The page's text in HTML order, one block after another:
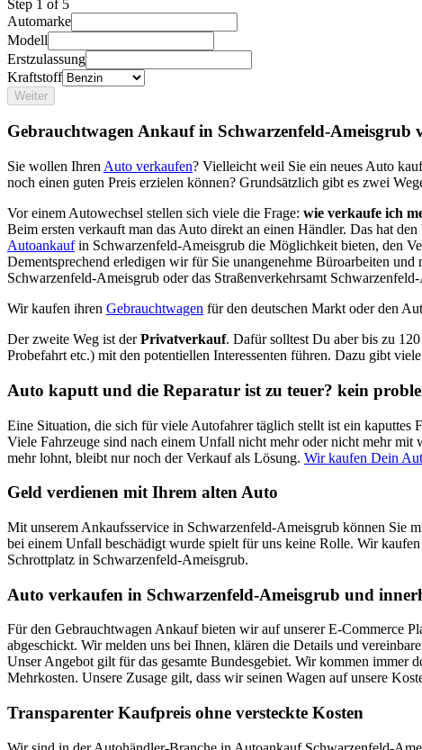
Step 1 of 5
Automarke
Modell
Erstzulassung
Kraftstoff
Weiter
Gebrauchtwagen Ankauf in Schwarzenfeld-Ameisgrub
Sie wollen Ihren Auto verkaufen? Vielleicht weil Sie ein neues Auto
noch einen guten Preis erzielen können? Grundsätzlich gibt es zwei
Vor einem Autowechsel stellen sich viele die Frage: wie verkaufe ich
Beim ersten verkauft man das Auto direkt an einen Händler. Das hat
Autoankaufin Schwarzenfeld-Ameisgrub die Möglichkeit bieten, den
Dementsprechend erledigen wir für Sie unangenehme Büroarbeiten und
Schwarzenfeld-Ameisgrub oder das Straßenverkehrsamt
Wir kaufen ihren Gebrauchtwagen für den deutschen Markt oder den
Der zweite Weg ist derPrivatverkauf. Dafür solltest Du aber bis zu
Probefahrt etc.) mit den potentiellen Interessenten führen. Dazu gibt
Auto kaputt und die Reparatur ist zu teuer? kein
Eine Situation, die sich für viele Autofahrer täglich stellt ist ein kaputtes
Viele Fahrzeuge sind nach einem Unfall nicht mehr oder nicht mehr
mehr lohnt, bleibt nur noch der Verkauf als Lösung. Wir kaufen Dein
Geld verdienen mit Ihrem alten Auto
Mit unserem Ankaufsservice in Schwarzenfeld-Ameisgrub können Sie
bei einem Unfall beschädigt wurde spielt für uns keine Rolle. Wir
Schrottplatz in Schwarzenfeld-Ameisgrub.
Auto verkaufen in Schwarzenfeld-Ameisgrub und
Für den Gebrauchtwagen Ankauf bieten wir auf unserer E-Commerce
abgeschickt. Wir melden uns bei Ihnen, klären die Details und
Unser Angebot gilt für das gesamte Bundesgebiet. Wir kommen immer
Mehrkosten. Unsere Zusage gilt, dass wir seinen Wagen auf unsere
Transparenter Kaufpreis ohne versteckte Kosten